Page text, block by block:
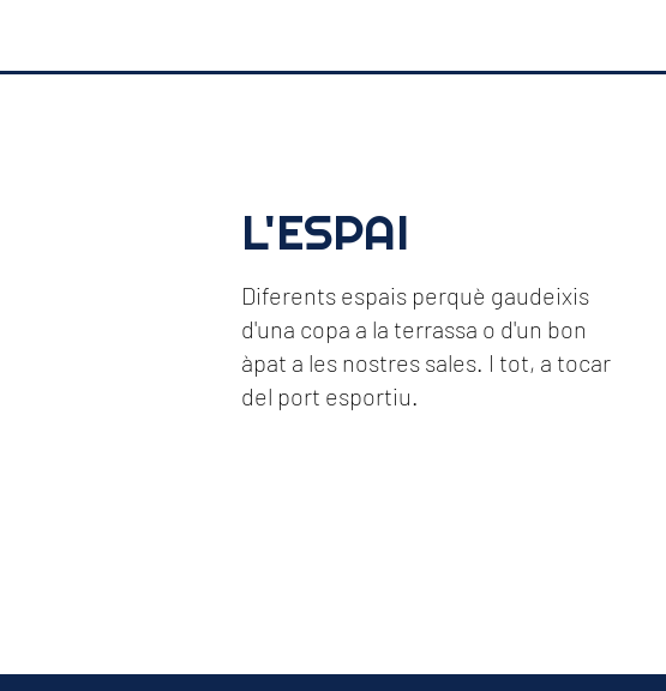
L'ESPAI
Diferents espais perquè gaudeixis
d'una copa a la terrassa o d'un bon
àpat a les nostres sales. I tot, a tocar
del port esportiu.